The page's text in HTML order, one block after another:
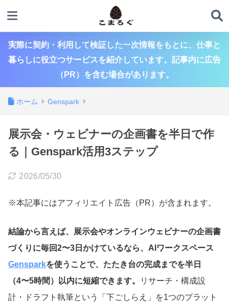
実際に契約・利用して検証した一次情報をもとに、仕事と
暮らしに役立つサービスを紹介しています。記事内に広告
（PR）を含む場合があります。
ホーム Genspark
展示会・ウェビナーの企画書を半日で作
る｜Genspark活用3ステップ
2026/05/30
※本記事にはアフィリエイト広告（PR）が含まれます。
結論から言えば、展示会やオンラインウェビナーの企画書
づくりに毎回2〜3日かけているなら、AIワークスペース
Gensparkを使うことで、たたき台の完成までを半日
（4〜5時間）以内に短縮できます。
リサーチ・構成設
計・ドラフト執筆という「下ごしらえ」を1つのプラット